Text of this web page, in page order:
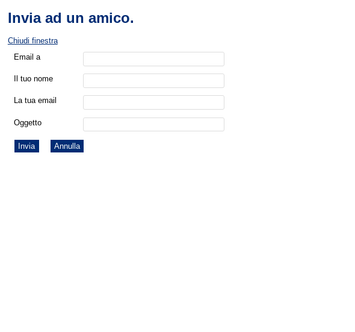
Invia ad un amico.
Chiudi finestra
Email a
Il tuo nome
La tua email
Oggetto
Invia Annulla